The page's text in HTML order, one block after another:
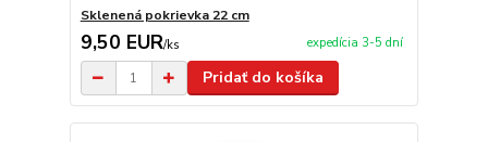
Sklenená pokrievka 22 cm
9,50 EUR/ks expedícia 3-5 dní
Pridať do košíka